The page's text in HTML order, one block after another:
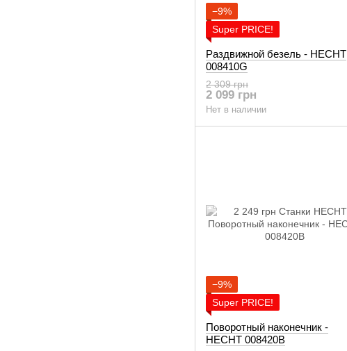
−9%
Super PRICE!
Раздвижной безель - HECHT
008410G
2 309 грн
2 099 грн
Нет в наличии
−9%
Super PRICE!
Поворотный наконечник -
HECHT 008420B